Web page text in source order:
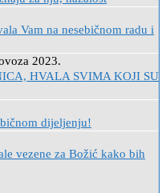
Vam na nesebičnom radu i
2023.
HVALA SVIMA KOJI SU
dijeljenju!
vezene za Božić kako bih